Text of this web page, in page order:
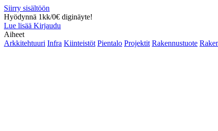
Siirry sisältöön
Hyödynnä 1kk/0€ diginäyte!
Lue lisää Kirjaudu
Aiheet
Arkkitehtuuri Infra Kiinteistöt Pientalo Projektit Rakennustuote